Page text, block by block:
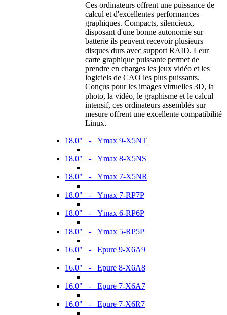
Ces ordinateurs offrent une puissance de
calcul et d'excellentes performances
graphiques. Compacts, silencieux,
disposant d'une bonne autonomie sur
batterie ils peuvent recevoir plusieurs
disques durs avec support RAID. Leur
carte graphique puissante permet de
prendre en charges les jeux vidéo et les
logiciels de CAO les plus puissants.
Conçus pour les images virtuelles 3D, la
photo, la vidéo, le graphisme et le calcul
intensif, ces ordinateurs assemblés sur
mesure offrent une excellente compatibilité
Linux.
18.0" - Ymax 9-X5NT
18.0" - Ymax 8-X5NS
18.0" - Ymax 7-X5NR
18.0" - Ymax 7-RP7P
18.0" - Ymax 6-RP6P
18.0" - Ymax 5-RP5P
16.0" - Epure 9-X6A9
16.0" - Epure 8-X6A8
16.0" - Epure 7-X6A7
16.0" - Epure 7-X6R7